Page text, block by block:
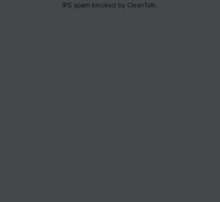
IPS spam blocked by CleanTalk.